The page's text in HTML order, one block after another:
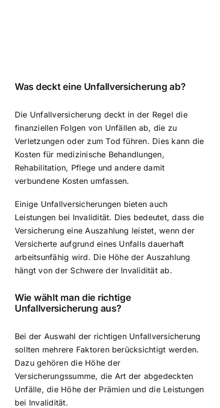
Was deckt eine Unfallversicherung ab?
Die Unfallversicherung deckt in der Regel die
finanziellen Folgen von Unfällen ab, die zu
Verletzungen oder zum Tod führen. Dies kann die
Kosten für medizinische Behandlungen,
Rehabilitation, Pflege und andere damit
verbundene Kosten umfassen.
Einige Unfallversicherungen bieten auch
Leistungen bei Invalidität. Dies bedeutet, dass die
Versicherung eine Auszahlung leistet, wenn der
Versicherte aufgrund eines Unfalls dauerhaft
arbeitsunfähig wird. Die Höhe der Auszahlung
hängt von der Schwere der Invalidität ab.
Wie wählt man die richtige
Unfallversicherung aus?
Bei der Auswahl der richtigen Unfallversicherung
sollten mehrere Faktoren berücksichtigt werden.
Dazu gehören die Höhe der
Versicherungssumme, die Art der abgedeckten
Unfälle, die Höhe der Prämien und die Leistungen
bei Invalidität.